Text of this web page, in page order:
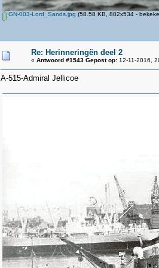
GN-003-Lord_Sands.jpg (58.58 KB, 802x534 -
Re: Herinneringën deel 2
« Antwoord #1543 Gepost op: 12-11-2016,
A-515-Admiral Jellicoe